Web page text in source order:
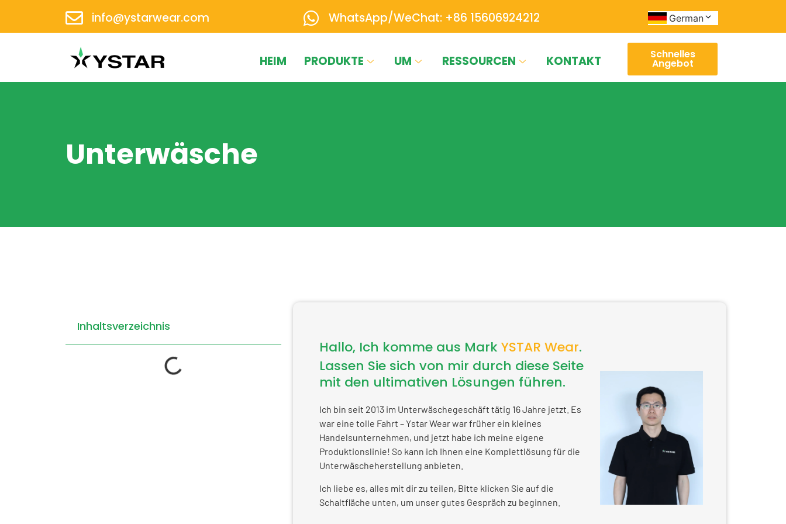
info@ystarwear.com WhatsApp/WeChat: +86 15606924212 German
HEIM PRODUKTE UM RESSOURCEN KONTAKT Schnelles
Angebot
Unterwäsche
Inhaltsverzeichnis
Hallo, Ich komme aus Mark YSTAR Wear.
Lassen Sie sich von mir durch diese Seite
mit den ultimativen Lösungen führen.
Ich bin seit 2013 im Unterwäschegeschäft tätig 16 Jahre jetzt. Es
war eine tolle Fahrt – Ystar Wear war früher ein kleines
Handelsunternehmen, und jetzt habe ich meine eigene
Produktionslinie! So kann ich Ihnen eine Komplettlösung für die
Unterwäscheherstellung anbieten.
Ich liebe es, alles mit dir zu teilen, Bitte klicken Sie auf die
Schaltfläche unten, um unser gutes Gespräch zu beginnen.